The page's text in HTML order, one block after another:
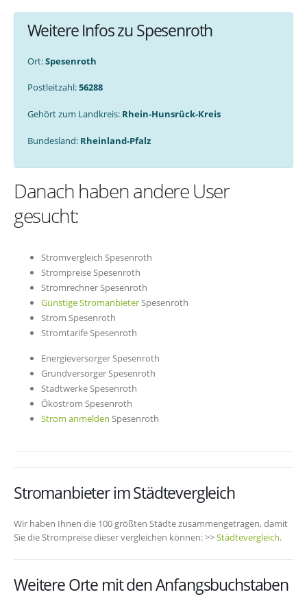
Weitere Infos zu Spesenroth
Ort:Spesenroth
Postleitzahl:56288
Gehört zum Landkreis: Rhein-Hunsrück-Kreis
Bundesland: Rheinland-Pfalz
Danach haben andere User
gesucht:
Stromvergleich Spesenroth
Strompreise Spesenroth
Stromrechner Spesenroth
Günstige StromanbieterSpesenroth
Strom Spesenroth
Stromtarife Spesenroth
Energieversorger Spesenroth
Grundversorger Spesenroth
Stadtwerke Spesenroth
Ökostrom Spesenroth
Strom anmelden Spesenroth
Stromanbieter im Städtevergleich
Wir haben Ihnen die 100 größten Städte zusammengetragen, damit
Sie die Strompreise dieser vergleichen können: >>Städtevergleich.
Weitere Orte mit den Anfangsbuchstaben